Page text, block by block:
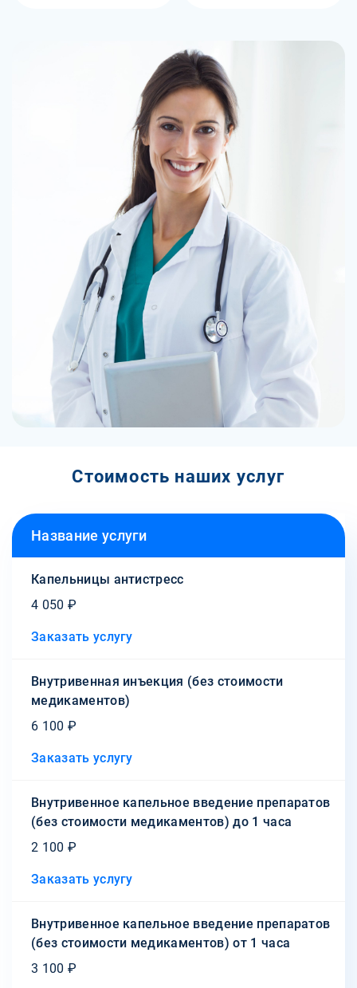
Стоимость наших услуг
Название услуги
Капельницы антистресс
4 050 ₽
Заказать услугу
Внутривенная инъекция (без стоимости
медикаментов)
6 100 ₽
Заказать услугу
Внутривенное капельное введение препаратов
(без стоимости медикаментов) до 1 часа
2 100 ₽
Заказать услугу
Внутривенное капельное введение препаратов
(без стоимости медикаментов) от 1 часа
3 100 ₽